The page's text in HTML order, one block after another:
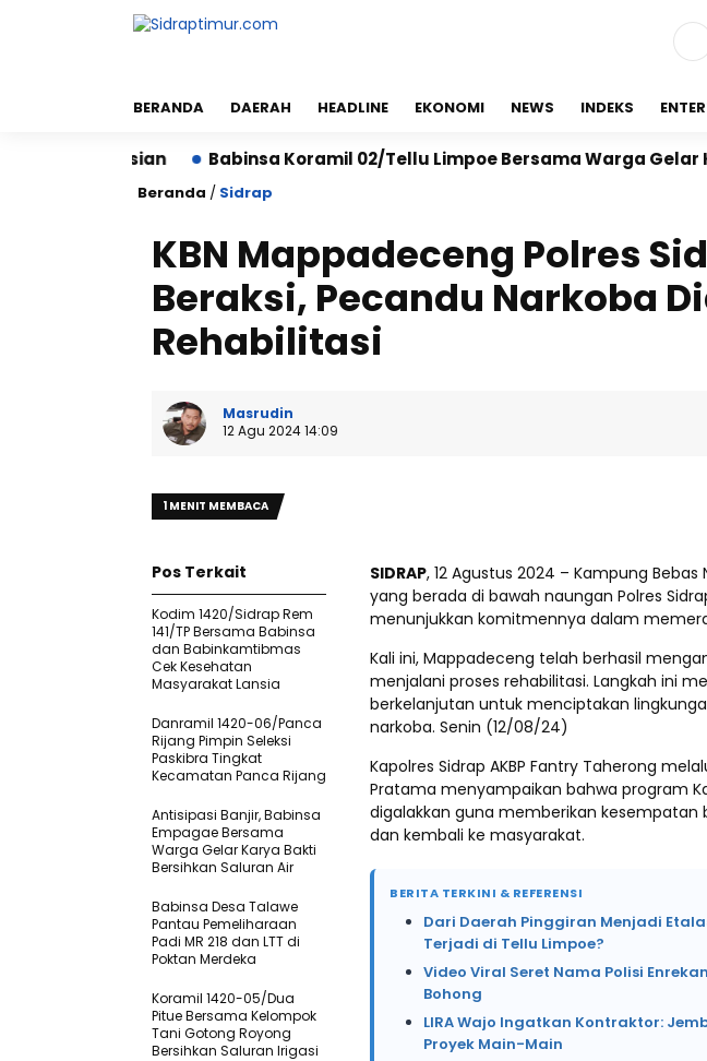
BERANDA DAERAH HEADLINE EKONOMI NEWS INDEKS
Babinsa Koramil 02/Tellu Limpoe Bersama Warga Gelar Karya
Beranda / Sidrap
KBN Mappadeceng Polres
Beraksi, Pecandu Narkoba
Rehabilitasi
Masrudin
12 Agu 2024 14:09
1 MENIT MEMBACA
SIDRAP, 12 Agustus 2024 – Kampung
yang berada di bawah naungan Polres
menunjukkan komitmennya dalam
Kali ini, Mappadeceng telah berhasil
menjalani proses rehabilitasi. Langkah ini
berkelanjutan untuk menciptakan
narkoba. Senin (12/08/24)
Kapolres Sidrap AKBP Fantry Taherong
Pratama menyampaikan bahwa program
digalakkan guna memberikan kesempatan
dan kembali ke masyarakat.
BERITA TERKINI & REFERENSI
Dari Daerah Pinggiran Menjadi
Terjadi di Tellu Limpoe?
Video Viral Seret Nama Polisi
Bohong
LIRA Wajo Ingatkan Kontraktor:
Proyek Main-Main
Pos Terkait
Kodim 1420/Sidrap Rem
141/TP Bersama Babinsa
dan Babinkamtibmas
Cek Kesehatan
Masyarakat Lansia
Danramil 1420-06/Panca
Rijang Pimpin Seleksi
Paskibra Tingkat
Kecamatan Panca Rijang
Antisipasi Banjir, Babinsa
Empagae Bersama
Warga Gelar Karya Bakti
Bersihkan Saluran Air
Babinsa Desa Talawe
Pantau Pemeliharaan
Padi MR 218 dan LTT di
Poktan Merdeka
Koramil 1420-05/Dua
Pitue Bersama Kelompok
Tani Gotong Royong
Bersihkan Saluran Irigasi